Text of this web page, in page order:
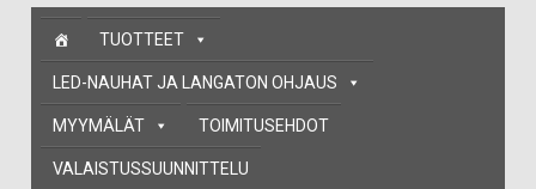
Skip
content
TUOTTEET
LED-NAUHAT JA LANGATON OHJAUS
MYYMÄLÄT TOIMITUSEHDOT
VALAISTUSSUUNNITTELU